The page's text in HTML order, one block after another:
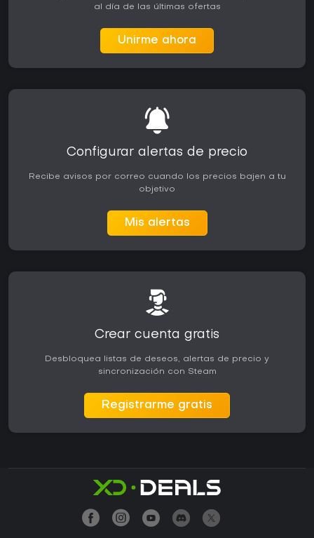
al día de las últimas ofertas
Unirme ahora
Configurar alertas de precio
Recibe avisos por correo cuando los precios bajen a tu
objetivo
Mis alertas
Crear cuenta gratis
Desbloquea listas de deseos, alertas de precio y
sincronización con Steam
Registrarme gratis